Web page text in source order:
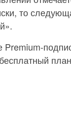
то
Premium-